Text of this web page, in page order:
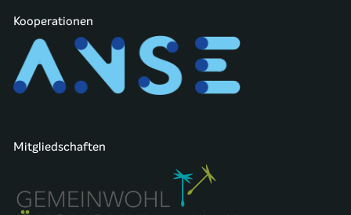
Kooperationen
Mitgliedschaften